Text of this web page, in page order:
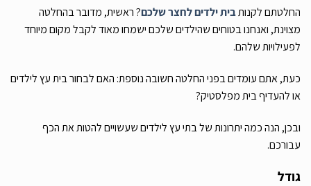
החלטתם לקנותבית ילדים לחצר שלכם? ראשית, מדובר בהחלטה
מצוינת, ואנחנו בטוחים שהילדים שלכם ישמחו מאוד לקבל מקום מיוחד
לפעילויות שלהם.
כעת, אתם עומדים בפני החלטה חשובה נוספת: האם לבחור בית עץ לילדים
או להעדיף בית מפלסטיק?
ובכן, הנה כמה יתרונות של בתי עץ לילדים שעשויים להטות את הכף
עבורכם.
גודל